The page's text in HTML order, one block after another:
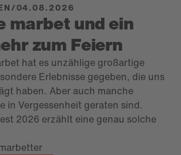
/04.08.2026
marbet und ein
zum Feiern
hat es unzählige großartige
Erlebnisse gegeben, die uns
haben. Aber auch manche
in Vergessenheit geraten sind.
2026 erzählt eine genau solche